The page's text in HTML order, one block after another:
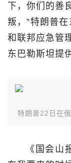
下，你们的善
叛，”特朗普
和联邦应急管
东巴勒斯坦提
特朗普22日在
《国会山